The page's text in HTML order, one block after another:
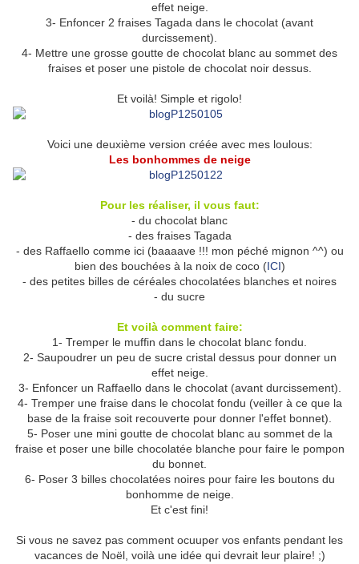
effet neige.
3- Enfoncer 2 fraises Tagada dans le chocolat (avant
durcissement).
4- Mettre une grosse goutte de chocolat blanc au sommet des
fraises et poser une pistole de chocolat noir dessus.
Et voilà! Simple et rigolo!
Voici une deuxième version créée avec mes loulous:
Les bonhommes de neige
Pour les réaliser, il vous faut:
- du chocolat blanc
- des fraises Tagada
- des Raffaello comme ici (baaaave !!! mon péché mignon ^^) ou
bien des bouchées à la noix de coco (ICI)
- des petites billes de céréales chocolatées blanches et noires
- du sucre
Et voilà comment faire:
1- Tremper le muffin dans le chocolat blanc fondu.
2- Saupoudrer un peu de sucre cristal dessus pour donner un
effet neige.
3- Enfoncer un Raffaello dans le chocolat (avant durcissement).
4- Tremper une fraise dans le chocolat fondu (veiller à ce que la
base de la fraise soit recouverte pour donner l'effet bonnet).
5- Poser une mini goutte de chocolat blanc au sommet de la
fraise et poser une bille chocolatée blanche pour faire le pompon
du bonnet.
6- Poser 3 billes chocolatées noires pour faire les boutons du
bonhomme de neige.
Et c'est fini!
Si vous ne savez pas comment ocuuper vos enfants pendant les
vacances de Noël, voilà une idée qui devrait leur plaire! ;)